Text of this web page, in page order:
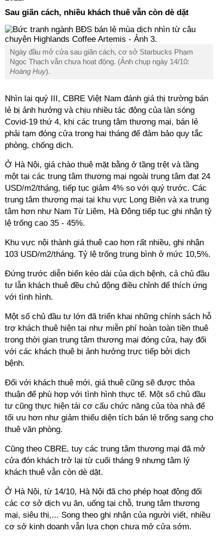
Sau giãn cách, nhiều khách thuê vẫn còn dè dặt
Ngày đầu mở cửa sau giãn cách, cơ sở Starbucks Phạm
Ngọc Thạch vẫn chưa hoạt động. (Ảnh chụp ngày 14/10:
Hoàng Huy).
Nhìn lại quý III, CBRE Việt Nam đánh giá thị trường bán
lẻ bị ảnh hưởng và chịu nhiều tác động của làn sóng
Covid-19 thứ 4, khi các trung tâm thương mại, bán lẻ
phải tạm đóng cửa trong hai tháng để đảm bảo quy tắc
phòng, chống dịch.
Ở Hà Nội, giá chào thuê mặt bằng ở tầng trệt và tầng
một tại các trung tâm thương mại ngoài trung tâm đạt 24
USD/m2/tháng, tiếp tục giảm 4% so với quý trước. Các
trung tâm thương mại tại khu vực Long Biên và xa trung
tâm hơn như Nam Từ Liêm, Hà Đông tiếp tục ghi nhận tỷ
lệ trống cao 35 - 45%.
Khu vực nội thành giá thuê cao hơn rất nhiều, ghi nhận
103 USD/m2/tháng. Tỷ lệ trống trung bình ở mức 10,5%.
Đứng trước diễn biến kéo dài của dịch bệnh, cả chủ đầu
tư lẫn khách thuê đều chủ động điều chỉnh để thích ứng
với tình hình.
Một số chủ đầu tư lớn đã triển khai những chính sách hỗ
trợ khách thuê hiện tại như miễn phí hoàn toàn tiền thuê
trong thời gian trung tâm thương mại đóng cửa, hay đối
với các khách thuê bị ảnh hưởng trực tiếp bởi dịch
bệnh.
Đối với khách thuê mới, giá thuê cũng sẽ được thỏa
thuận để phù hợp với tình hình thực tế. Một số chủ đầu
tư cũng thực hiện tái cơ cấu chức năng của tòa nhà để
tối ưu hơn như giảm thiểu diện tích bán lẻ trống sang cho
thuê văn phòng.
Cũng theo CBRE, tuy các trung tâm thương mại đã mở
cửa đón khách trở lại từ cuối tháng 9 nhưng tâm lý
khách thuê vẫn còn dè dặt.
Ở Hà Nội, từ 14/10, Hà Nội đã cho phép hoạt động đối
các cơ sở dịch vụ ăn, uống tại chỗ, trung tâm thương
mại, siêu thị,... Song theo ghi nhận của người viết, nhiều
cơ sở kinh doanh vẫn lựa chọn chưa mở cửa sớm.